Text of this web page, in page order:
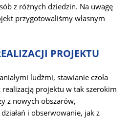
z różnych dziedzin. Na uwagę
przygotowaliśmy własnym
PROJEKTU
ludźmi, stawianie czoła
projektu w tak szerokim
z nowych obszarów,
i obserwowanie, jak z